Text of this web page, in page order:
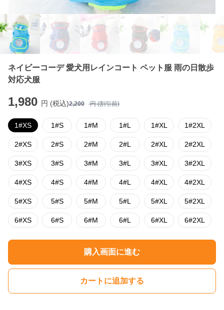
ネイビーコーデ 愛犬用レインコート ペット服 雨の日散歩
対応犬服
1,980 円 (税込)2,200 円 (割引前)
1#XS 1#S 1#M 1#L 1#XL 1#2XL
2#XS 2#S 2#M 2#L 2#XL 2#2XL
3#XS 3#S 3#M 3#L 3#XL 3#2XL
4#XS 4#S 4#M 4#L 4#XL 4#2XL
5#XS 5#S 5#M 5#L 5#XL 5#2XL
6#XS 6#S 6#M 6#L 6#XL 6#2XL
購入画面に進む
カートに追加する